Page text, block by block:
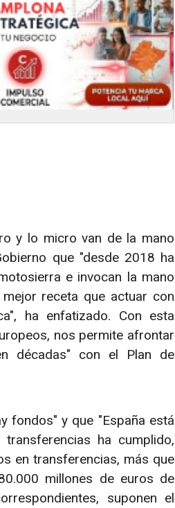
y lo micro van de la mano
que "desde 2018 ha
e invocan la mano
receta que actuar con
ha enfatizado. Con esta
nos permite afrontar
décadas" con el Plan de
fondos" y que "España está
ha cumplido,
en transferencias, más que
millones de euros de
suponen el